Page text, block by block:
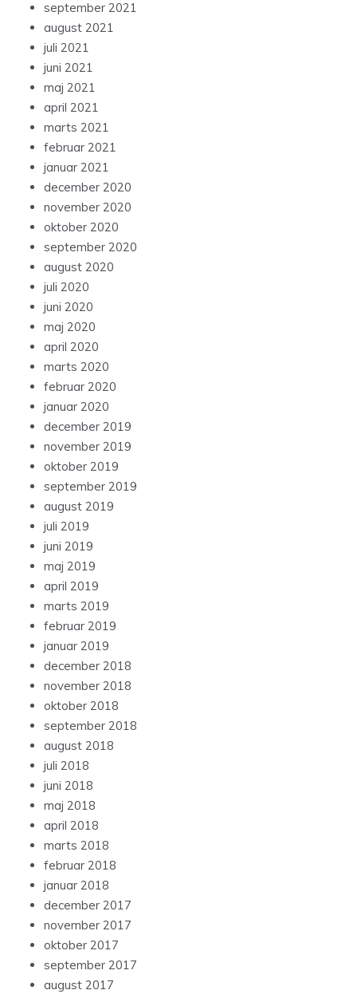
september 2021
august 2021
juli 2021
juni 2021
maj 2021
april 2021
marts 2021
februar 2021
januar 2021
december 2020
november 2020
oktober 2020
september 2020
august 2020
juli 2020
juni 2020
maj 2020
april 2020
marts 2020
februar 2020
januar 2020
december 2019
november 2019
oktober 2019
september 2019
august 2019
juli 2019
juni 2019
maj 2019
april 2019
marts 2019
februar 2019
januar 2019
december 2018
november 2018
oktober 2018
september 2018
august 2018
juli 2018
juni 2018
maj 2018
april 2018
marts 2018
februar 2018
januar 2018
december 2017
november 2017
oktober 2017
september 2017
august 2017